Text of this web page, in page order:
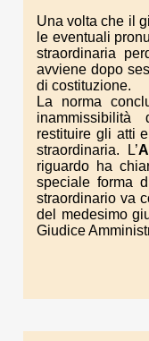
Una volta che il
le eventuali
straordinaria
avviene dopo
di costituzione.
La norma
inammissibilità
restituire gli atti
straordinaria. L’
riguardo ha
speciale forma
straordinario va
del medesimo
Giudice